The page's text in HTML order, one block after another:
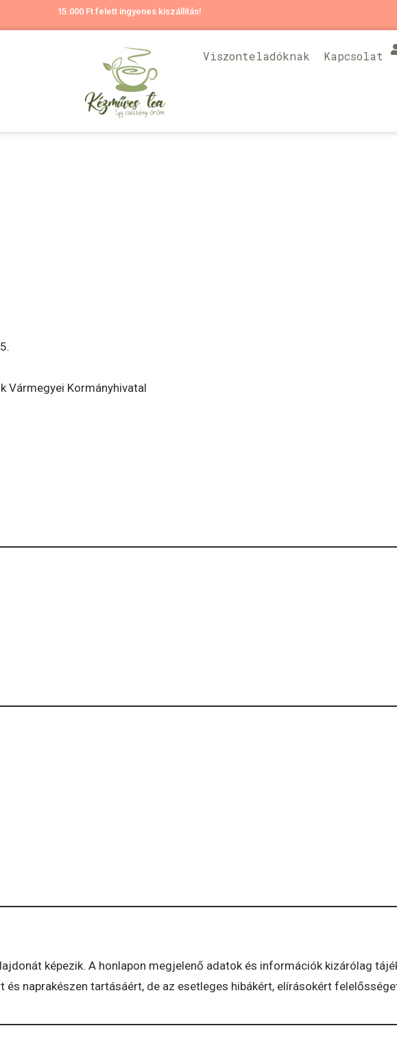
15.000 Ft felett ingyenes kiszállítás!
Viszonteladóknak Kapcsolat
Vármegyei Kormányhivatal
képezik. A honlapon megjelenő adatok és információk kizárólag
naprakészen tartásáért, de az esetleges hibákért, elírásokért